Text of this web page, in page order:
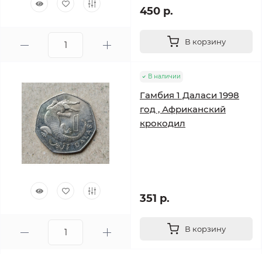
450 р.
В корзину
В наличии
Гамбия 1 Даласи 1998
год , Африканский
крокодил
351 р.
В корзину